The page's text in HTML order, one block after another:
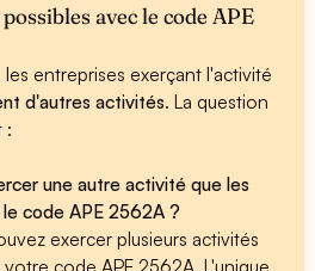
avec le code APE
entreprises exerçant l'activité
d'autres activités. La question
:
une autre activité que les
code APE 2562A ?
exercer plusieurs activités
code APE 2562A. L'unique